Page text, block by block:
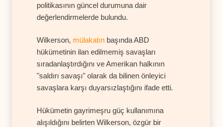
politikasının güncel durumuna dair
değerlendirmelerde bulundu.
Wilkerson, mülakatın başında ABD
hükümetinin ilan edilmemiş savaşları
sıradanlaştırdığını ve Amerikan halkının
"saldırı savaşı" olarak da bilinen önleyici
savaşlara karşı duyarsızlaştığını ifade etti.
Hükümetin gayrimeşru güç kullanımına
alışıldığını belirten Wilkerson, özgür bir